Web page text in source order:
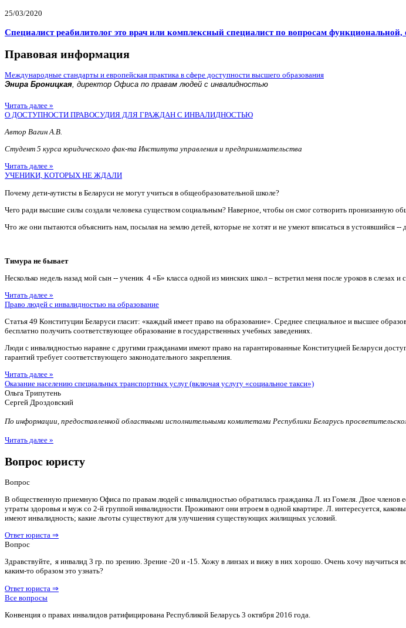
25/03/2020
Специалист реабилитолог это врач или комплексный специалист по вопросам
Правовая информация
Международные стандарты и европейская практика в сфере доступности высшего образования
Энира Броницкая, директор Офиса по правам людей с инвалидностью
Читать далее »
О ДОСТУПНОСТИ ПРАВОСУДИЯ ДЛЯ ГРАЖДАН С ИНВАЛИДНОСТЬЮ
Автор Вагин А.В.
Студент 5 курса юридического фак-та Института управления и предпринимательства
Читать далее »
УЧЕНИКИ, КОТОРЫХ НЕ ЖДАЛИ
Почему дети-аутисты в Беларуси не могут учиться в общеобразовательной школе?
Чего ради высшие силы создали человека существом социальным? Наверное, чтобы он смог сотворить пронизанную
Что же они пытаются объяснить нам, посылая на землю детей, которые не хотят и не умеют вписаться в устоявшийся --
Тимура не бывает
Несколько недель назад мой сын -- ученик 4 «Б» класса одной из минских школ – встретил меня после уроков в слезах
Читать далее »
Право людей с инвалидностью на образование
Статья 49 Конституции Беларуси гласит: «каждый имеет право на образование». Среднее специальное и высшее
бесплатно получить соответствующее образование в государственных учебных заведениях.
Люди с инвалидностью наравне с другими гражданами имеют право на гарантированные Конституцией Беларуси
гарантий требует соответствующего законодательного закрепления.
Читать далее »
Оказание населению специальных транспортных услуг (включая услугу «социальное такси»)
Ольга Трипутень
Сергей Дроздовский
По информации, предоставленной областными исполнительными комитетами Республики Беларусь
Читать далее »
Вопрос юристу
Вопрос
В общественную приемную Офиса по правам людей с инвалидностью обратилась гражданка Л. из Гомеля. Двое членов
утраты здоровья и муж со 2-й группой инвалидности. Проживают они втроем в одной квартире. Л. интересуется,
имеют инвалидность; какие льготы существуют для улучшения существующих жилищных условий.
Ответ юриста ⇒
Вопрос
Здравствуйте, я инвалид 3 гр. по зрению. Зрение -20 и -15. Хожу в линзах и вижу в них хорошо. Очень хочу
каким-то образом это узнать?
Ответ юриста ⇒
Все вопросы
Конвенция о правах инвалидов ратифицирована Республикой Беларусь 3 октября 2016 года.